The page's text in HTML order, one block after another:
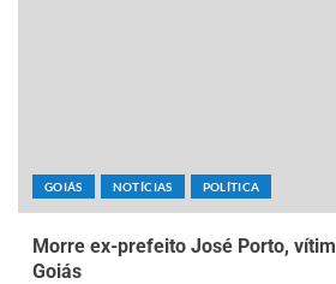
GOIÁS NOTÍCIAS POLÍTICA
Morre ex-prefeito José Porto,
Goiás